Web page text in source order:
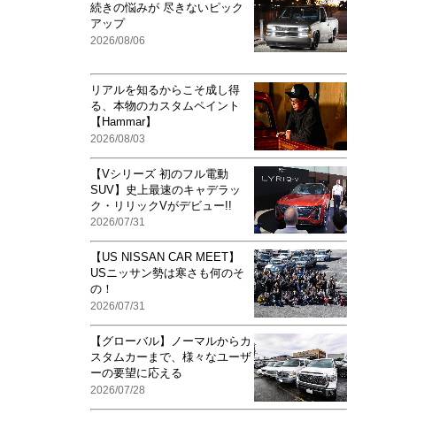
続きの悩みが 尽きないピック
アップ
2026/08/06
リアルを知るからこそ成し得
る、本物のカスタムペイント
【Hammar】
2026/08/03
【Vシリーズ 初のフル電動
SUV】史上最速のキャデラッ
ク・リリックVがデビュー!!
2026/07/31
【US NISSAN CAR MEET】
USニッサン勢は寒さも何のそ
の！
2026/07/31
【グローバル】ノーマルからカ
スタムカーまで、様々なユーザ
ーの要望に応える
2026/07/28